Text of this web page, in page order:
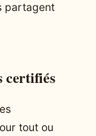
partagent
certifiés
tout ou